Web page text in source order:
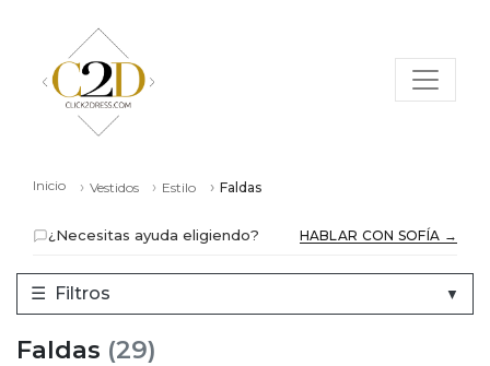
Inicio Vestidos Estilo Faldas
¿Necesitas ayuda eligiendo? HABLAR CON SOFÍA →
☰ Filtros ▼
Faldas (29)